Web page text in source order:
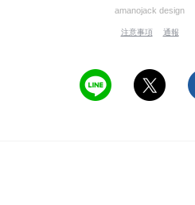
amanojack design
注意事項 通報